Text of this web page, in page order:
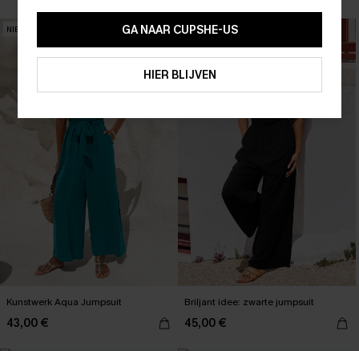
NIEUW
Kunstwerk Aqua Jumpsuit
43,00 €
NIEUW
Briljant idee: zwarte jumpsuit
45,00 €
GA NAAR CUPSHE-US
HIER BLIJVEN
15% KORTING OP 2ST+
ABONNEREN